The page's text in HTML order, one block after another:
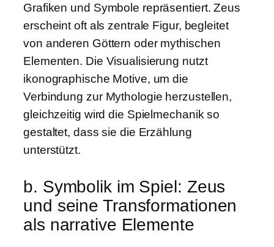
Grafiken und Symbole repräsentiert. Zeus
erscheint oft als zentrale Figur, begleitet
von anderen Göttern oder mythischen
Elementen. Die Visualisierung nutzt
ikonographische Motive, um die
Verbindung zur Mythologie herzustellen,
gleichzeitig wird die Spielmechanik so
gestaltet, dass sie die Erzählung
unterstützt.
b. Symbolik im Spiel: Zeus
und seine Transformationen
als narrative Elemente